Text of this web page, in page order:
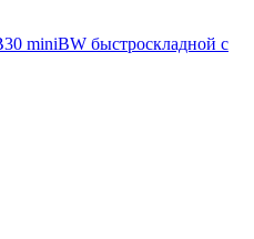
miniBW быстроскладной с